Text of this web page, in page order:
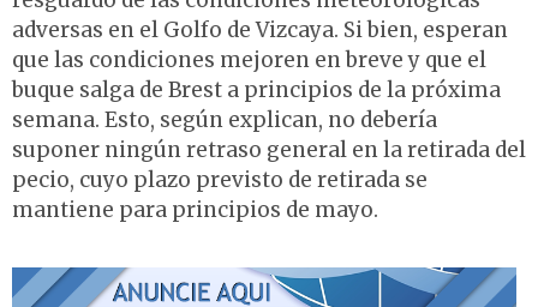
adversas en el Golfo de Vizcaya. Si bien, esperan
que las condiciones mejoren en breve y que el
buque salga de Brest a principios de la próxima
semana. Esto, según explican, no debería
suponer ningún retraso general en la retirada del
pecio, cuyo plazo previsto de retirada se
mantiene para principios de mayo.